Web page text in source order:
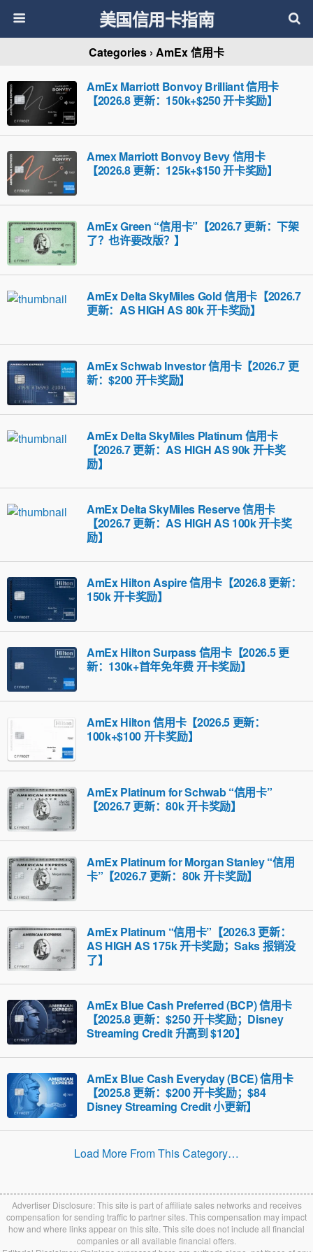
美国信用卡指南
Categories › AmEx 信用卡
AmEx Marriott Bonvoy Brilliant 信用卡
【2026.8 更新：150k+$250 开卡奖励】
Amex Marriott Bonvoy Bevy 信用卡
【2026.8 更新：125k+$150 开卡奖励】
AmEx Green “信用卡”【2026.7 更新：下架
了？也许要改版？】
AmEx Delta SkyMiles Gold 信用卡【2026.7
更新：AS HIGH AS 80k 开卡奖励】
AmEx Schwab Investor 信用卡【2026.7 更
新：$200 开卡奖励】
AmEx Delta SkyMiles Platinum 信用卡
【2026.7 更新：AS HIGH AS 90k 开卡奖
励】
AmEx Delta SkyMiles Reserve 信用卡
【2026.7 更新：AS HIGH AS 100k 开卡奖
励】
AmEx Hilton Aspire 信用卡【2026.8 更新：
150k 开卡奖励】
AmEx Hilton Surpass 信用卡【2026.5 更
新：130k+首年免年费 开卡奖励】
AmEx Hilton 信用卡【2026.5 更新：
100k+$100 开卡奖励】
AmEx Platinum for Schwab “信用卡”
【2026.7 更新：80k 开卡奖励】
AmEx Platinum for Morgan Stanley “信用
卡”【2026.7 更新：80k 开卡奖励】
AmEx Platinum “信用卡”【2026.3 更新：
AS HIGH AS 175k 开卡奖励；Saks 报销没
了】
AmEx Blue Cash Preferred (BCP) 信用卡
【2025.8 更新：$250 开卡奖励；Disney
Streaming Credit 升高到 $120】
AmEx Blue Cash Everyday (BCE) 信用卡
【2025.8 更新：$200 开卡奖励；$84
Disney Streaming Credit 小更新】
Load More From This Category…
Advertiser Disclosure: This site is part of affiliate sales networks and receives
compensation for sending traffic to partner sites. This compensation may impact
how and where links appear on this site. This site does not include all financial
companies or all available financial offers.